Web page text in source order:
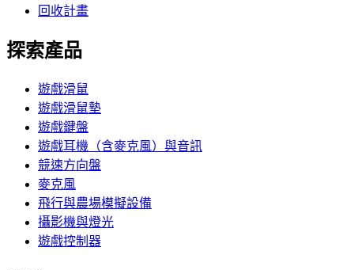
回收計畫
探索產品
遊戲滑鼠
遊戲滑鼠墊
遊戲鍵盤
遊戲耳機（含麥克風）與音訊
競速方向盤
麥克風
飛行與農場模擬設備
攝影機與燈光
遊戲控制器